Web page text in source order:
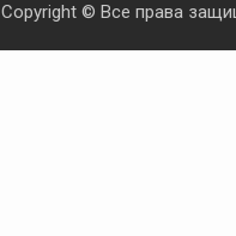
Copyright © Все права